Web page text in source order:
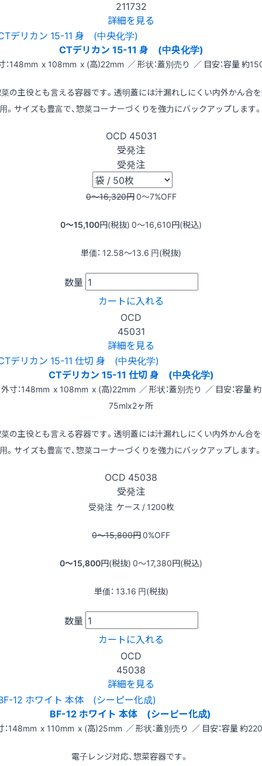
211732
詳細を見る
CTデリカン 15-11 身 (中央化学)
：148mm x 108mm x (高)22mm ／ 形状：蓋別売り ／ 目安：容量 約
の主役とも言える容器です。透明蓋には汁漏れしにくい内外かん合
用。サイズも豊富で、惣菜コーナーづくりを強力にバックアップします。
OCD 45031
受発注
受発注
0〜16,320円0〜7%OFF
0〜15,100円(税抜) 0〜16,610円(税込)
単価： 12.58〜13.6 円(税抜)
数量
カートに入れる
OCD
45031
詳細を見る
CTデリカン 15-11 仕切 身 (中央化学)
外寸：148mm x 108mm x (高)22mm ／ 形状：蓋別売り ／ 目安：容量 約
75mlx2ヶ所
の主役とも言える容器です。透明蓋には汁漏れしにくい内外かん合
用。サイズも豊富で、惣菜コーナーづくりを強力にバックアップします。
OCD 45038
受発注
受発注 ケース / 1200枚
0〜15,800円0%OFF
0〜15,800円(税抜) 0〜17,380円(税込)
単価： 13.16 円(税抜)
数量
カートに入れる
OCD
45038
詳細を見る
BF-12 ホワイト 本体 (シーピー化成)
：148mm x 110mm x (高)25mm ／ 形状：蓋別売り ／ 目安：容量 約
電子レンジ対応、惣菜容器です。